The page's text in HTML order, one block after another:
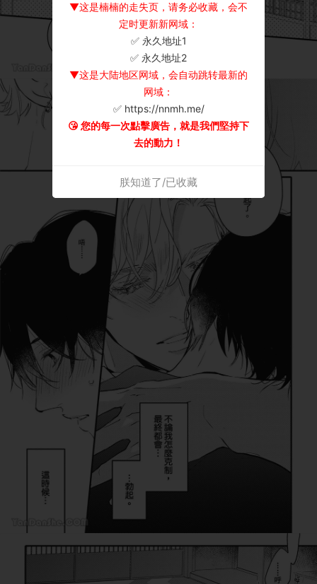
▼这是楠楠的走失页，请务必收藏，会不
定时更新新网域：
✅ 永久地址1
✅ 永久地址2
▼这是大陆地区网域，会自动跳转最新的
网域：
✅ https://nnmh.me/
😘 您的每一次點擊廣告，就是我們堅持下
去的動力！
朕知道了/已收藏